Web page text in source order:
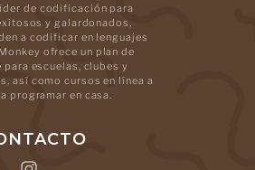
de codificación para
y galardonados,
a codificar en lenguajes
ofrece un plan de
escuelas, clubes y
así como cursos en línea a
programar en casa.